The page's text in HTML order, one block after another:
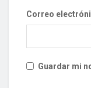
Correo
Guardar mi